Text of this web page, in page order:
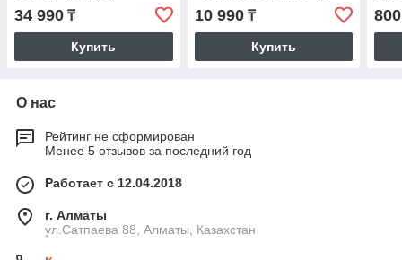
34 990 ₸
Купить
10 990₸
Купить
800
О нас
Рейтинг не сформирован
Менее 5 отзывов за последний год
Работает с 12.04.2018
г. Алматы
ул.Сатпаева 88, Алматы, Казахстан